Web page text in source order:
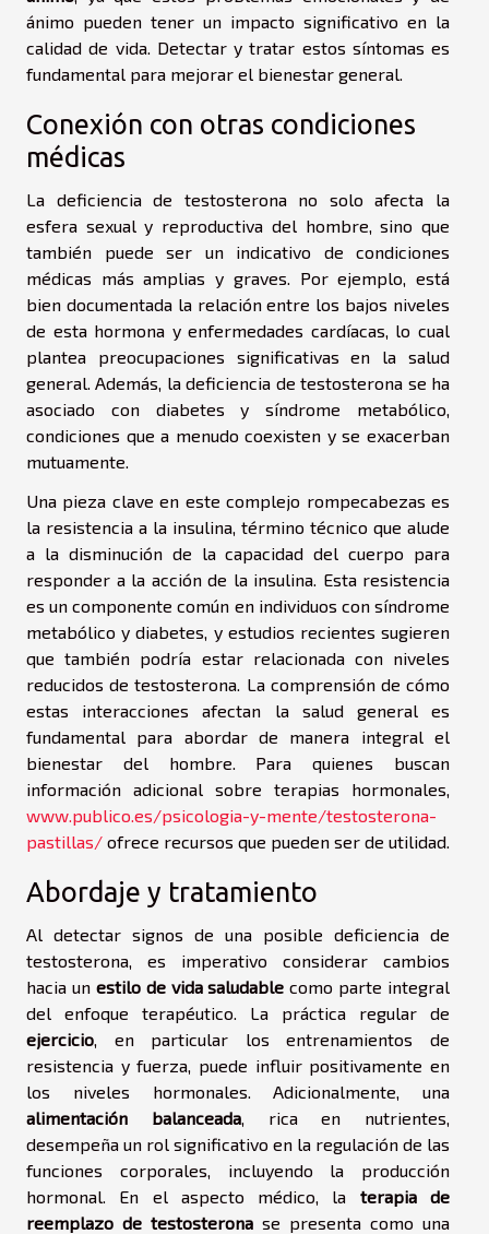
ánimo pueden tener un impacto significativo en la
calidad de vida. Detectar y tratar estos síntomas es
fundamental para mejorar el bienestar general.
Conexión con otras condiciones
médicas
La deficiencia de testosterona no solo afecta la
esfera sexual y reproductiva del hombre, sino que
también puede ser un indicativo de condiciones
médicas más amplias y graves. Por ejemplo, está
bien documentada la relación entre los bajos niveles
de esta hormona y enfermedades cardíacas, lo cual
plantea preocupaciones significativas en la salud
general. Además, la deficiencia de testosterona se ha
asociado con diabetes y síndrome metabólico,
condiciones que a menudo coexisten y se exacerban
mutuamente.
Una pieza clave en este complejo rompecabezas es
la resistencia a la insulina, término técnico que alude
a la disminución de la capacidad del cuerpo para
responder a la acción de la insulina. Esta resistencia
es un componente común en individuos con síndrome
metabólico y diabetes, y estudios recientes sugieren
que también podría estar relacionada con niveles
reducidos de testosterona. La comprensión de cómo
estas interacciones afectan la salud general es
fundamental para abordar de manera integral el
bienestar del hombre. Para quienes buscan
información adicional sobre terapias hormonales,
www.publico.es/psicologia-y-mente/testosterona-
pastillas/ ofrece recursos que pueden ser de utilidad.
Abordaje y tratamiento
Al detectar signos de una posible deficiencia de
testosterona, es imperativo considerar cambios
hacia un estilo de vida saludable como parte integral
del enfoque terapéutico. La práctica regular de
ejercicio , en particular los entrenamientos de
resistencia y fuerza, puede influir positivamente en
los niveles hormonales. Adicionalmente, una
alimentación balanceada, rica en nutrientes,
desempeña un rol significativo en la regulación de las
funciones corporales, incluyendo la producción
hormonal. En el aspecto médico, la terapia de
reemplazo de testosterona se presenta como una